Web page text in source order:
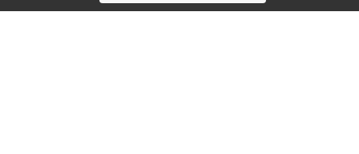
22810 Belle Isle en Terre